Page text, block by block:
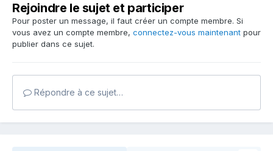
Rejoindre le sujet et participer
Pour poster un message, il faut créer un compte membre. Si
vous avez un compte membre, connectez-vous maintenant pour
publier dans ce sujet.
Répondre à ce sujet…